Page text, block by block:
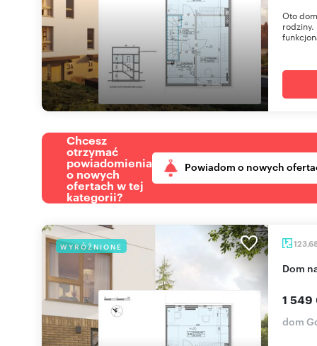
Oto
rodziny.
Chcesz
otrzymać
powiadomienia
o nowych
ofertach w tej
kategorii?
Powiadom o nowych
WYRÓŻNIONE
dom
1 549
dom